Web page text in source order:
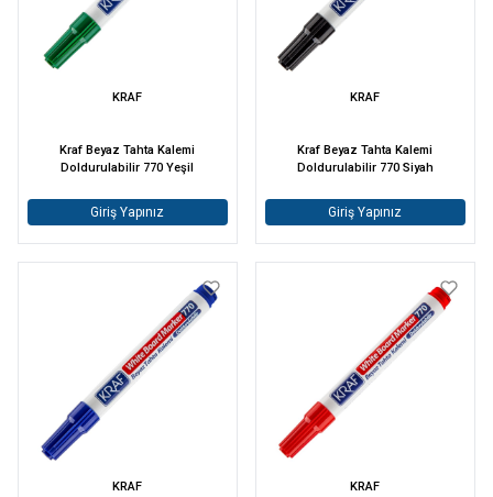
KRAF
Kraf Beyaz Tahta Kalemi
Doldurulabilir 770 Yeşil
Giriş Yapınız
KRAF
Kraf Beyaz Tahta Kalemi
Doldurulabilir 770 Siyah
Giriş Yapınız
KRAF KRAF